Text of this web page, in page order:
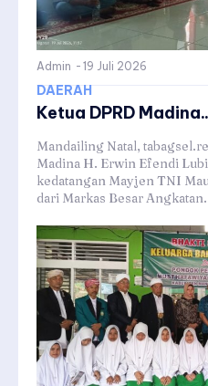
Admin - 19 Juli 2026
DAERAH
Ketua DPRD
Mandailing Natal,
Madina H. Erwin Efendi
kedatangan Mayjen TNI
dari Markas Besar